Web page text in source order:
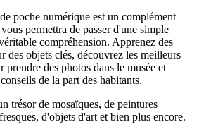
poche numérique est un complément
permettra de passer d'une simple
compréhension. Apprenez des
des objets clés, découvrez les meilleurs
prendre des photos dans le musée et
de la part des habitants.
trésor de mosaïques, de peintures
d'objets d'art et bien plus encore.